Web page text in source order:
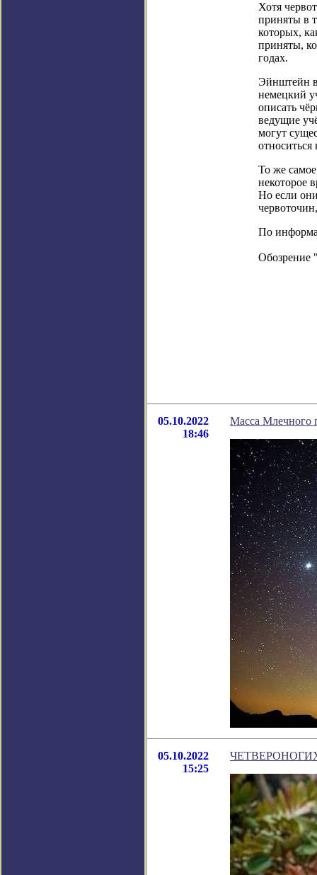
Хотя
приняты в
которых,
приняты,
годах.
Эйнштейн
немецкий
описать
ведущие
могут
То же
некоторое
Но если
По
Обозрение
05.10.2022
18:46
Масса Млечного
05.10.2022
15:25